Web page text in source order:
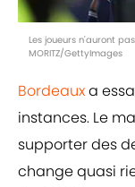
Les joueurs n'auront
MORITZ/GettyImages
Bordeauxa
instances. Le
supporter des
change quasi